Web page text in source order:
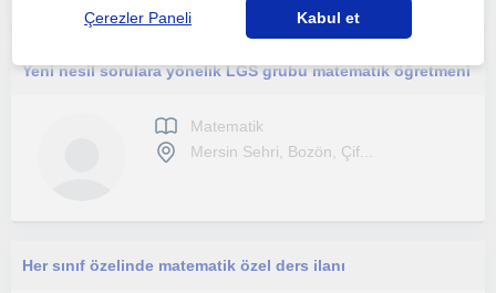
Yeni nesil sorulara yönelik LGS grubu matematik öğretmeni
Matematik
Mersin Sehri, Bozön, Çif...
Her sınıf özelinde matematik özel ders ilanı
Çerezler Paneli Kabul et